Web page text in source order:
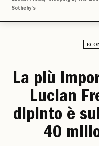
Sotheby’s
La più
Lucian
dipinto è
40